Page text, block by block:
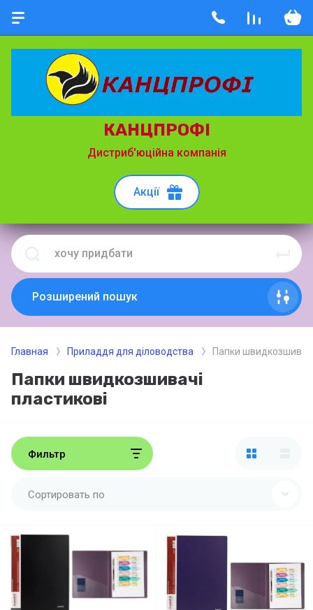
КАНЦПРОФІ
Дистриб'юційна компанія
Акції
Розширений пошук
Главная Приладдя для діловодства Папки
Папки швидкозшивачі
пластикові
Фильтр
Сортировать по